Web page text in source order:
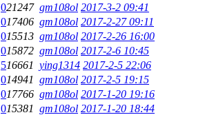
021247 gm108ol 2017-3-2 09:41
017406 gm108ol 2017-2-27 09:11
015513 gm108ol 2017-2-26 16:00
015872 gm108ol 2017-2-6 10:45
516661 ying1314 2017-2-5 22:06
014941 gm108ol 2017-2-5 19:15
017766 gm108ol 2017-1-20 19:16
015381 gm108ol 2017-1-20 18:44